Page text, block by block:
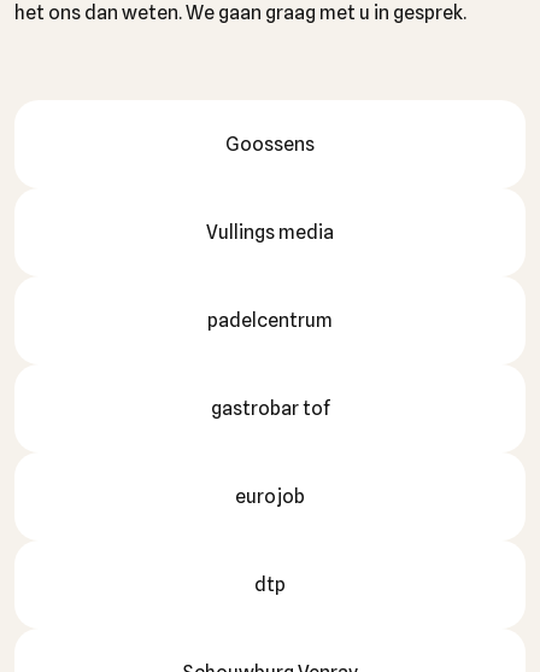
het ons dan weten. We gaan graag met u in gesprek.
Goossens
Vullings media
padelcentrum
gastrobar tof
eurojob
dtp